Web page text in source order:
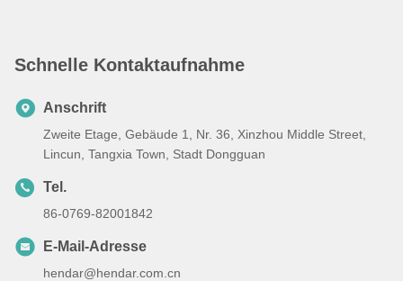
Schnelle Kontaktaufnahme
Anschrift
Zweite Etage, Gebäude 1, Nr. 36, Xinzhou Middle Street,
Lincun, Tangxia Town, Stadt Dongguan
Tel.
86-0769-82001842
E-Mail-Adresse
hendar@hendar.com.cn